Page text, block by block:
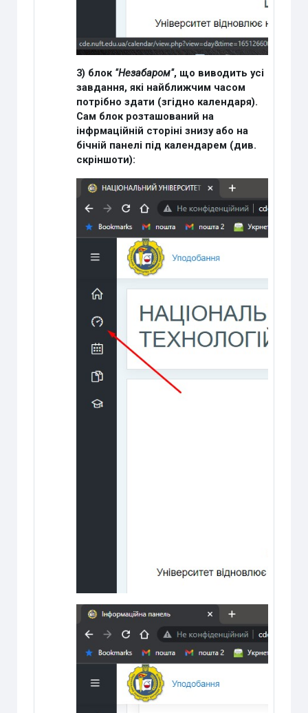
3) блок "Незабаром", що виводить усі
завдання, які найближчим часом
потрібно здати (згідно календаря).
Сам блок розташований на
інфрмаційній сторіні знизу або на
бічній панелі під календарем (див.
скріншоти):